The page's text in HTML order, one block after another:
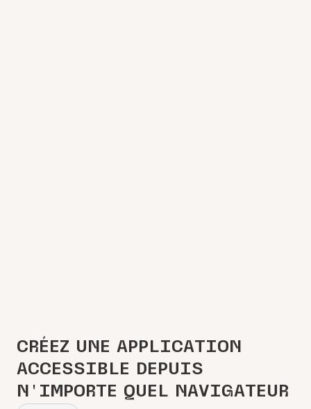
CRÉEZ UNE APPLICATION
ACCESSIBLE DEPUIS
N'IMPORTE QUEL NAVIGATEUR